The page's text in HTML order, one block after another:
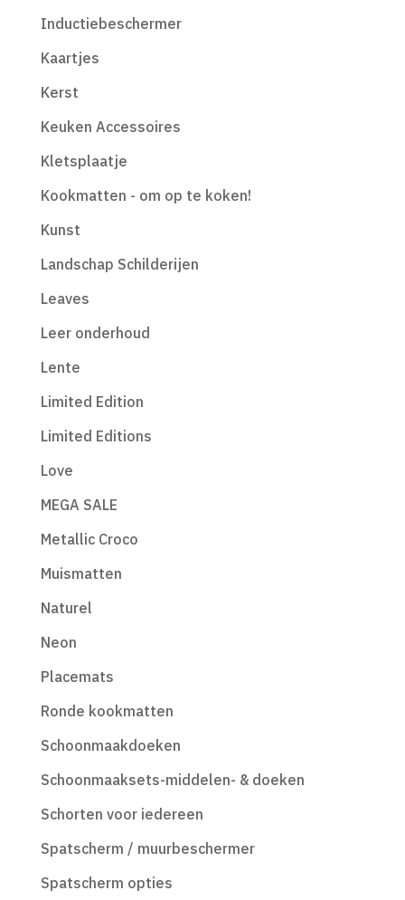
Inductiebeschermer
Kaartjes
Kerst
Keuken Accessoires
Kletsplaatje
Kookmatten - om op te koken!
Kunst
Landschap Schilderijen
Leaves
Leer onderhoud
Lente
Limited Edition
Limited Editions
Love
MEGA SALE
Metallic Croco
Muismatten
Naturel
Neon
Placemats
Ronde kookmatten
Schoonmaakdoeken
Schoonmaaksets-middelen- & doeken
Schorten voor iedereen
Spatscherm / muurbeschermer
Spatscherm opties